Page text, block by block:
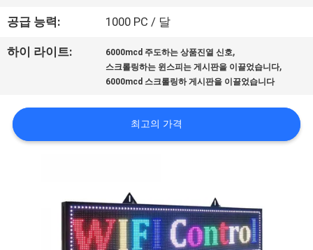
장
여
품
공급 능력: 1000 PC / 달
하이 라이트: 6000mcd 주도하는 상품진열 신호,
스크롤링하는 윈스피는 게시판을 이끌었습니다,
6000mcd 스크롤링하 게시판을 이끌었습니다
최고의 가격